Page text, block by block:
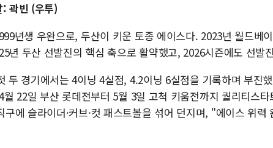
: 곽빈 (우투)
년생 우완으로, 두산이 키운 토종 에이스다. 2023년 월드베
년 두산 선발진의 핵심 축으로 활약했고, 2026시즌에도 선발
두 경기에서는 4이닝 4실점, 4.2이닝 6실점을 기록하며 부진
월 22일 부산 롯데전부터 5월 3일 고척 키움전까지 퀄리티스
에 슬라이더·커브·컷 패스트볼을 섞어 던지며, "에이스 위